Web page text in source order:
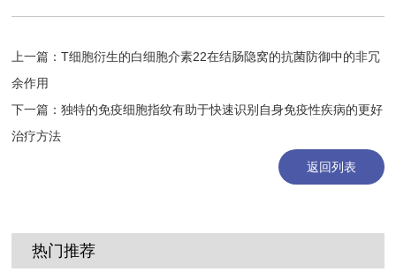
上一篇：T细胞衍生的白细胞介素22在结肠隐窝的抗菌防御中的非冗
余作用
下一篇：独特的免疫细胞指纹有助于快速识别自身免疫性疾病的更好
治疗方法
返回列表
热门推荐